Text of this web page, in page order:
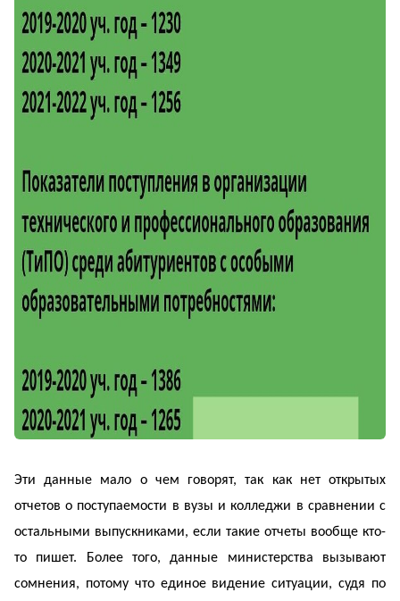
Эти данные мало о чем говорят, так как нет открытых
отчетов о поступаемости в вузы и колледжи в сравнении с
остальными выпускниками, если такие отчеты вообще кто-
то пишет. Более того, данные министерства вызывают
сомнения, потому что единое видение ситуации, судя по